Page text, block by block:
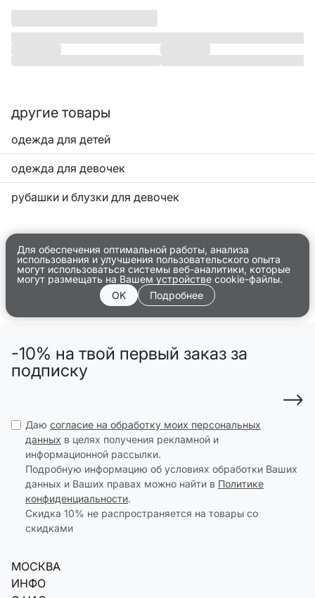
другие товары
одежда для детей
одежда для девочек
рубашки и блузки для девочек
Для обеспечения оптимальной работы, анализа
использования и улучшения пользовательского опыта
могут использоваться системы веб-аналитики, которые
могут размещать на Вашем устройстве cookie-файлы.
OK
Подробнее
-10% на твой первый заказ за
подписку
Даю согласие на обработку моих персональных
данных в целях получения рекламной и
информационной рассылки.
Подробную информацию об условиях обработки Ваших
данных и Ваших правах можно найти в Политике
конфиденциальности.
Скидка 10% не распространяется на товары со
скидками
МОСКВА
ИНФО